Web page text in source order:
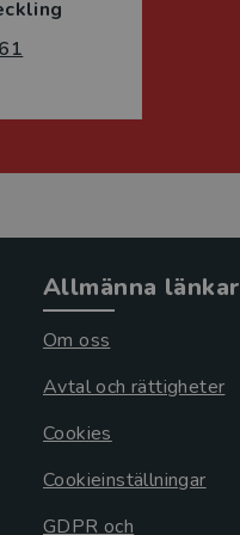
Allmänna länkar
Om oss
Avtal och rättigheter
Cookies
Cookieinställningar
GDPR och